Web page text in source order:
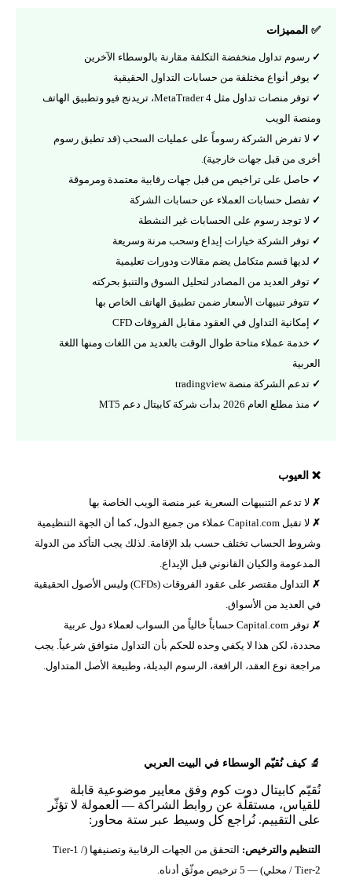
✅ المميزات
رسوم تداول منخفضة التكلفة مقارنة بالوسطاء الآخرين
يوفر أنواع مختلفة من حسابات التداول الحقيقية
توفر منصات تداول مثل MetaTrader 4، تريدنج فيو وتطبيق الهاتف
ومنصة الويب
لا تفرض الشركة رسوماً على عمليات السحب (قد تطبق رسوم
أخرى من قبل جهات خارجية).
حاصل على تراخيص من قبل جهات رقابية معتمدة ومرموقة
تفصل حسابات العملاء عن حسابات الشركة
لا توجد رسوم على الحسابات غير النشطة
توفر الشركة خيارات إيداع وسحب مرنة وسريعة
لديها قسم متكامل يضم مقالات ودورات تعليمية
توفر العديد من المصادر لتحليل السوق والتنبؤ بحركته
تتوفر تنبيهات الأسعار ضمن تطبيق الهاتف الخاص بها
إمكانية التداول في العقود مقابل الفروقات CFD
خدمة عملاء متاحة طوال الوقت بالعديد من اللغات ومنها اللغة
العربية
تدعم الشركة منصة tradingview
منذ مطلع العام 2026 بدأت شركة كابيتال دعم MT5
❌ العيوب
لا تدعم التنبيهات السعرية عبر منصة الويب الخاصة بها
لا تقبل Capital.com عملاء من جميع الدول، كما أن الجهة التنظيمية
وشروط الحساب تختلف حسب بلد الإقامة. لذلك يجب التأكد من الدولة
المدعومة والكيان القانوني قبل الإيداع.
التداول مقتصر على عقود الفروقات (CFDs) وليس الأصول الحقيقية
في العديد من الأسواق.
توفر Capital.com حساباً خالياً من السواب لعملاء دول عربية
محددة، لكن هذا لا يكفي وحده للحكم بأن التداول متوافق شرعياً. يجب
مراجعة نوع العقد، الرافعة، الرسوم البديلة، وطبيعة الأصل المتداول.
🔬 كيف نُقيّم الوسطاء في البيت العربي
نُقيّم كابيتال دوت كوم وفق معايير موضوعية قابلة
للقياس، مستقلّة عن روابط الشراكة — العمولة لا تؤثّر
على التقييم. نُراجع كل وسيط عبر ستة محاور:
التنظيم والترخيص:
التحقق من الجهات الرقابية وتصنيفها (Tier‑1 /
Tier‑2 / محلي) — 5 ترخيص موثّق أدناه.